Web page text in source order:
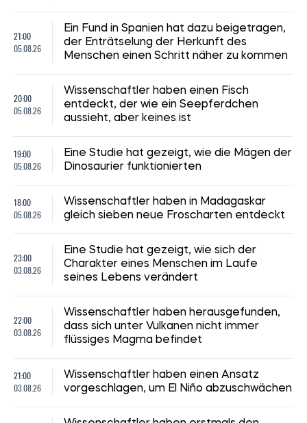
21:00
05.08.26
Ein Fund in Spanien hat dazu beigetragen,
der Enträtselung der Herkunft des
Menschen einen Schritt näher zu kommen
20:00
05.08.26
Wissenschaftler haben einen Fisch
entdeckt, der wie ein Seepferdchen
aussieht, aber keines ist
19:00
05.08.26
Eine Studie hat gezeigt, wie die Mägen der
Dinosaurier funktionierten
18:00
05.08.26
Wissenschaftler haben in Madagaskar
gleich sieben neue Froscharten entdeckt
23:00
03.08.26
Eine Studie hat gezeigt, wie sich der
Charakter eines Menschen im Laufe
seines Lebens verändert
22:00
03.08.26
Wissenschaftler haben herausgefunden,
dass sich unter Vulkanen nicht immer
flüssiges Magma befindet
21:00
03.08.26
Wissenschaftler haben einen Ansatz
vorgeschlagen, um El Niño abzuschwächen